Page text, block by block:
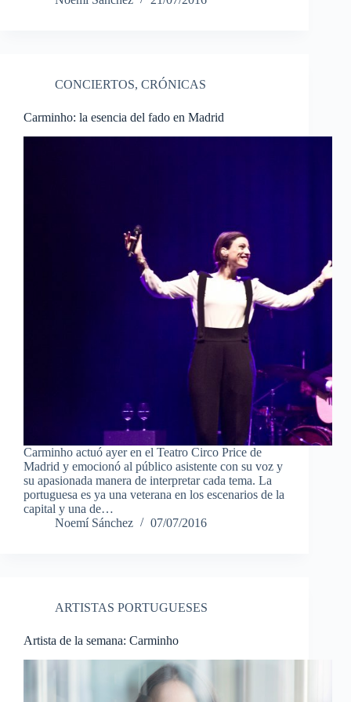
CONCIERTOS, CRÓNICAS
Carminho: la esencia del fado en Madrid
Carminho actuó ayer en el Teatro Circo Price de
Madrid y emocionó al público asistente con su voz y
su apasionada manera de interpretar cada tema. La
portuguesa es ya una veterana en los escenarios de la
capital y una de…
Noemí Sánchez
07/07/2016
ARTISTAS PORTUGUESES
Artista de la semana: Carminho